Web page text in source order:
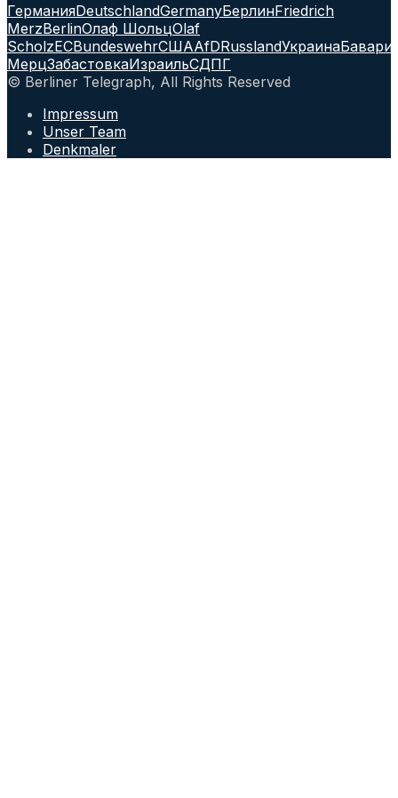
ГерманияDeutschlandGermanyБерлинFriedrich
MerzBerlinОлаф ШольцOlaf
ScholzЕСBundeswehrСШАAfDRusslandУкраина
МерцЗабастовкаИзраильСДПГ
© Berliner Telegraph, All Rights Reserved
Impressum
Unser Team
Denkmaler